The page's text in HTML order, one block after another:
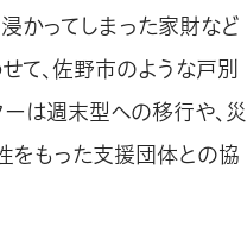
かってしまった家財など
て、佐野市のような戸別
は週末型への移行や、災
をもった支援団体との協